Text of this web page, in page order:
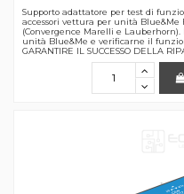
Supporto adattatore per test di
accessori vettura per unità Blue&Me
(Convergence Marelli e
unità Blue&Me e verificarne il
GARANTIRE IL SUCCESSO DELLA